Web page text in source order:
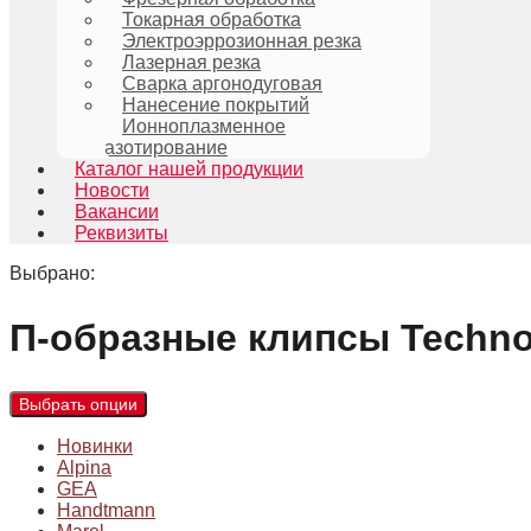
Токарная обработка
Электроэррозионная резка
Лазерная резка
Сварка аргонодуговая
Нанесение покрытий
Ионноплазменное
азотирование
Каталог нашей продукции
Новости
Вакансии
Реквизиты
Выбрано:
П-образные клипсы
Выбрать опции
Новинки
Alpina
GEA
Handtmann